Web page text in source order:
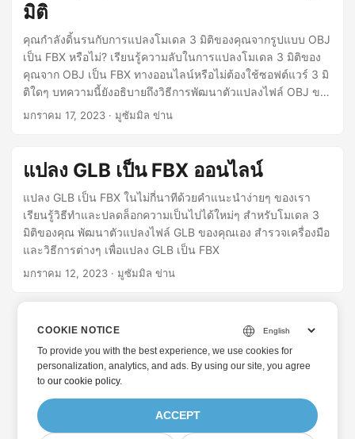
มิติ
คุณกำลังดิ้นรนกับการแปลงโมเดล 3 มิติของคุณจากรูปแบบ OBJ
เป็น FBX หรือไม่? เรียนรู้ความลับในการแปลงโมเดล 3 มิติของ
คุณจาก OBJ เป็น FBX ทางออนไลน์หรือไม่ต้องใช้ซอฟต์แวร์ 3 มิ
ติใดๆ บทความนี้ยังอธิบายถึงวิธีการพัฒนาตัวแปลงไฟล์ OBJ ของ
มกราคม 17, 2023 · มูซัมมิล ข่าน
แปลง GLB เป็น FBX ออนไลน์
แปลง GLB เป็น FBX ในไม่กี่นาทีด้วยคำแนะนำง่ายๆ ของเรา
เรียนรู้วิธีทำและปลดล็อกความเป็นไปได้ใหม่ๆ สำหรับโมเดล 3
มิติของคุณ พัฒนาตัวแปลงไฟล์ GLB ของคุณเอง สำรวจเครื่องมือ
และวิธีการต่างๆ เพื่อแปลง GLB เป็น FBX
มกราคม 12, 2023 · มูซัมมิล ข่าน
COOKIE NOTICE
To provide you with the best experience, we use cookies for
personalization, analytics, and ads. By using our site, you agree
toour cookie policy.
ACCEPT